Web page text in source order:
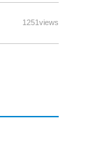
1251views